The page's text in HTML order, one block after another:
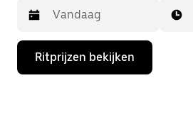
Druk
de
Ritprijzen bekijken